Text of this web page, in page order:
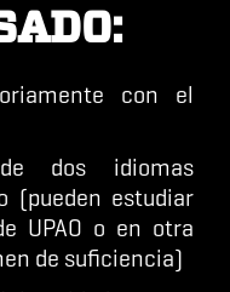
con el
dos idiomas
(pueden estudiar
UPAO o en otra
de suficiencia)